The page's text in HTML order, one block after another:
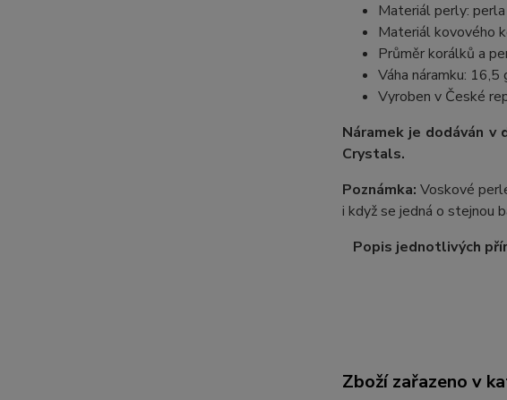
Materiál perly:
Materiál kovového
Průměr korálků a
Váha náramku: 16,5
Vyroben v České
Náramek je dodáván
Crystals.
Poznámka: Voskové
i když se jedná o stejnou
Popis jednotlivých
Zboží zařazeno v